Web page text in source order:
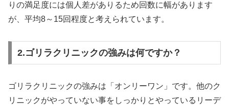
りの満足度には個人差がありるため回数に幅があります
が、平均8～15回程度と考えられています。
2.ゴリラクリニックの強みは何ですか？
ゴリラクリニックの強みは「オンリーワン」です。他のク
リニックがやっていない事をしっかりとやっているリーデ